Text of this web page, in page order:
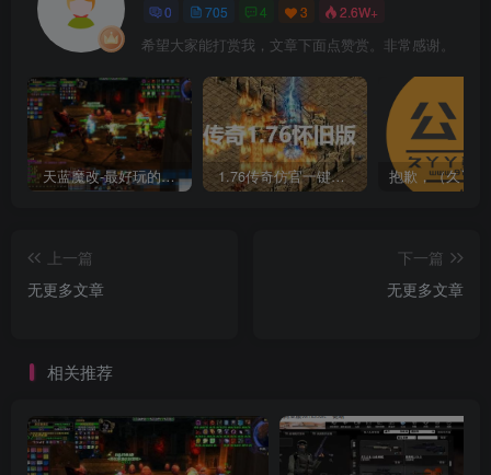
0 705 4 3 2.6W+
希望大家能打赏我，文章下面点赞赏。非常感谢。
天蓝魔改-最好玩的魔兽世界巫妖王V335精品单机端【最智能的机器人】 1.76传奇仿官一键启动无后台和辅助究极肝传奇
上一篇
无更多文章
下一篇
无更多文章
相关推荐